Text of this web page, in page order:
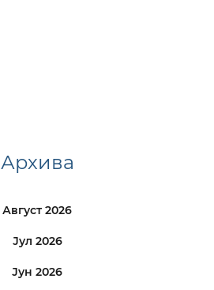
Архива
Август 2026
Јул 2026
Јун 2026